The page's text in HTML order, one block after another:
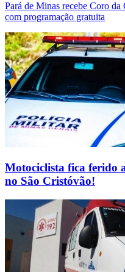
Pará de Minas recebe Coro da
com programação gratuita
Motociclista fica ferido
no São Cristóvão!